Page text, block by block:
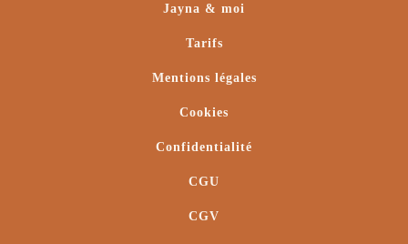
Jayna & moi
Tarifs
Mentions légales
Cookies
Confidentialité
CGU
CGV